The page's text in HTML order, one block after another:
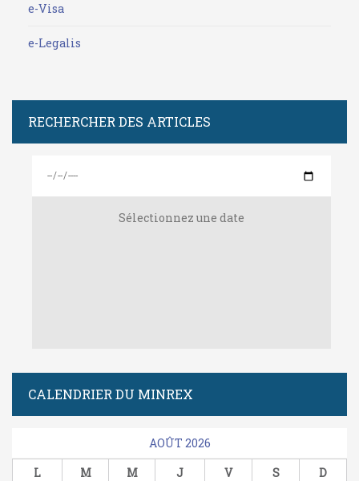
e-Visa
e-Legalis
RECHERCHER DES ARTICLES
Sélectionnez une date
CALENDRIER DU MINREX
AOÛT 2026
L
M M J V S
D